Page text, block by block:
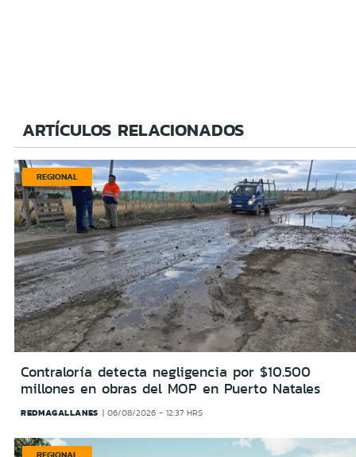
ARTÍCULOS RELACIONADOS
REGIONAL
Contraloría detecta negligencia por $10.500
millones en obras del MOP en Puerto Natales
REDMAGALLANES 06/08/2026 - 12:37 HRS